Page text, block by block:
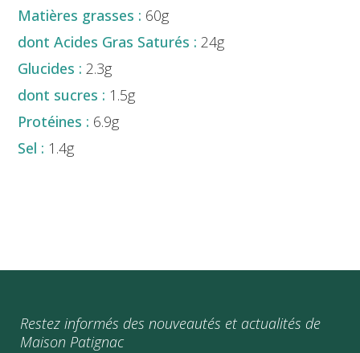
60g
24g
2.3g
1.5g
6.9g
1.4g
Restez informés des nouveautés et actualités de
Maison Patignac